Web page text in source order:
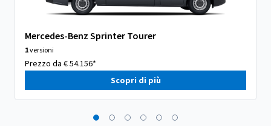
Mercedes-Benz Sprinter Tourer
1versioni
Prezzo da € 54.156*
Scopri di più